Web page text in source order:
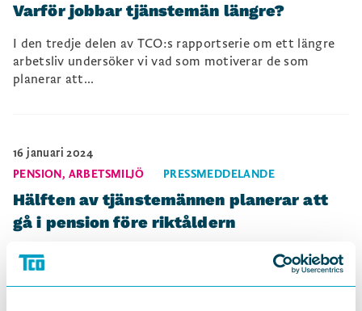
Varför jobbar tjänstemän längre?
I den tredje delen av TCO:s rapportserie om ett längre
arbetsliv undersöker vi vad som motiverar de som
planerar att...
16 januari 2024
PENSION, ARBETSMILJÖ PRESSMEDDELANDE
Hälften av tjänstemännen planerar att
gå i pension före riktåldern
Mer än hälften av tjänstemännen i åldern 50 till 67 år
planerar att gå i pension före riktåldern. En av de
främsta...